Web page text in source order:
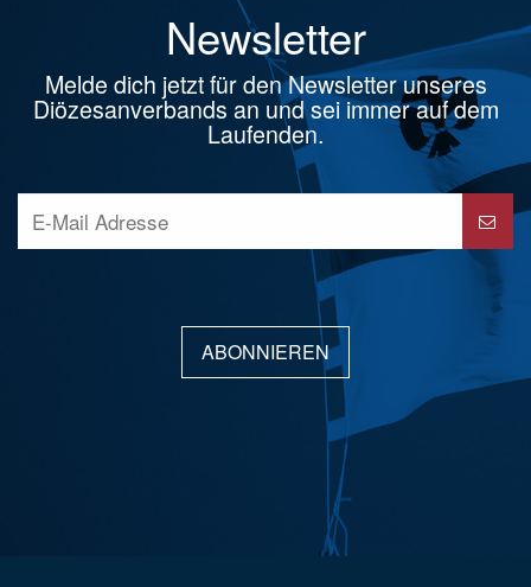
Newsletter
Melde dich jetzt für den Newsletter unseres
Diözesanverbands an und sei immer auf dem
Laufenden.
ABONNIEREN